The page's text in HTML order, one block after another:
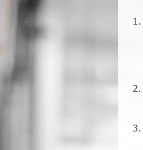
1.
2.
3.